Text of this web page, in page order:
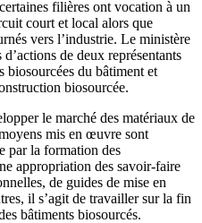
filières ont vocation à un
court et local alors que
vers l’industrie. Le ministère
de deux représentants
du bâtiment et
biosourcée.
le marché des matériaux de
mis en œuvre sont
par la formation des
appropriation des savoir-faire
de guides de mise en
il s’agit de travailler sur la fin
bâtiments biosourcés.